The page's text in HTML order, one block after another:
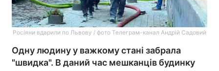
Росіяни вдарили по Львову / фото Телеграм-канал Андрій Садовий
Одну людину у важкому стані забрала
"швидка". В даний час мешканців будинку